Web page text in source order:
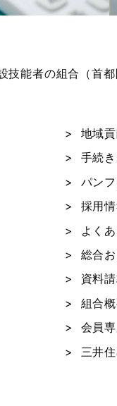
能者の組合（首都
地域
手続
パン
採用
よく
総合
資料
組合
会員
三井